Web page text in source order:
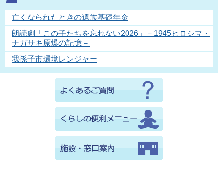
亡くなられたときの遺族基礎年金
朗読劇「この子たちを忘れない2026」－1945ヒロシマ・
ナガサキ原爆の記憶－
我孫子市環境レンジャー